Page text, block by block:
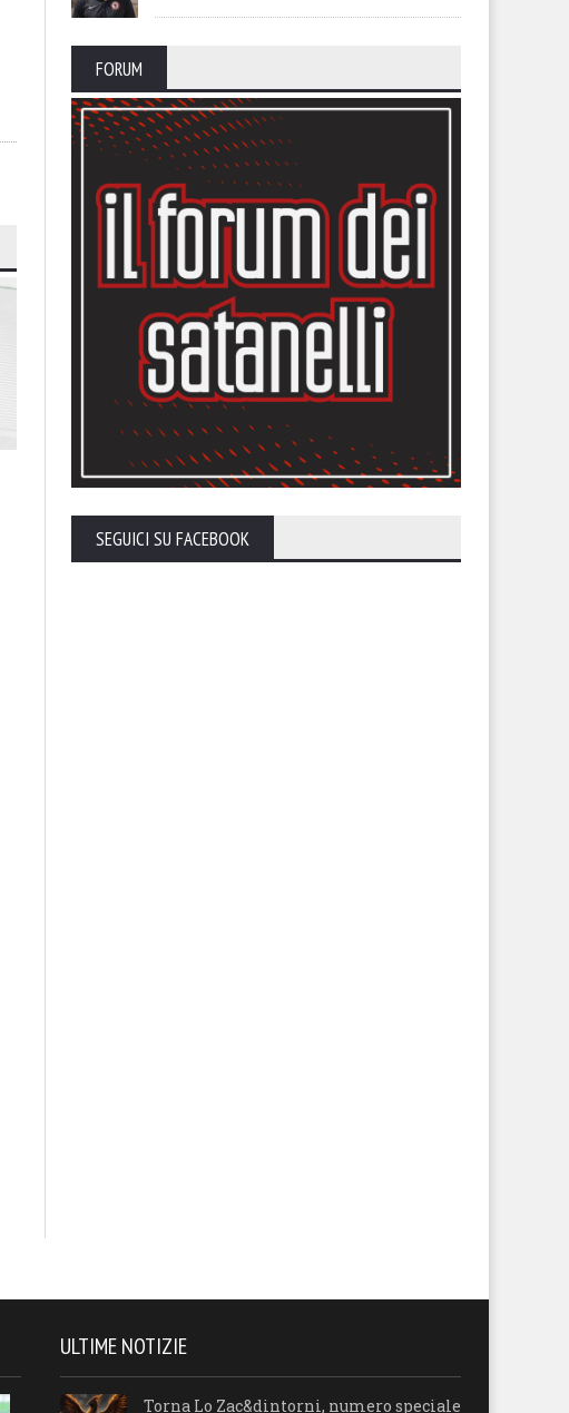
Calendario, sfida con la
Salernitana in uno Zaccheria
Il calendario del Foggia
2026-27
FORUM
SEGUICI SU FACEBOOK
ULTIME NOTIZIE
Torna Lo Zac&dintorni, numero speciale